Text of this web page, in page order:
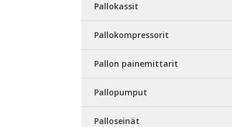
Pallokassit
Pallokompressorit
Pallon painemittarit
Pallopumput
Palloseinät